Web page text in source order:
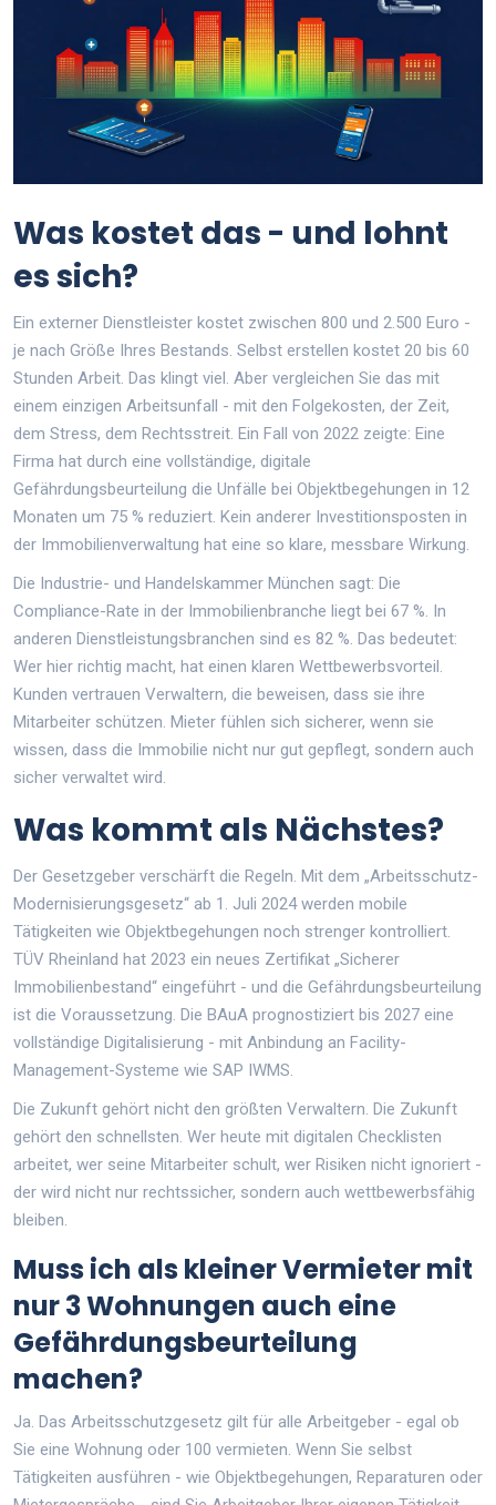
Was kostet das - und lohnt
es sich?
Ein externer Dienstleister kostet zwischen 800 und 2.500 Euro -
je nach Größe Ihres Bestands. Selbst erstellen kostet 20 bis 60
Stunden Arbeit. Das klingt viel. Aber vergleichen Sie das mit
einem einzigen Arbeitsunfall - mit den Folgekosten, der Zeit,
dem Stress, dem Rechtsstreit. Ein Fall von 2022 zeigte: Eine
Firma hat durch eine vollständige, digitale
Gefährdungsbeurteilung die Unfälle bei Objektbegehungen in 12
Monaten um 75 % reduziert. Kein anderer Investitionsposten in
der Immobilienverwaltung hat eine so klare, messbare Wirkung.
Die Industrie- und Handelskammer München sagt: Die
Compliance-Rate in der Immobilienbranche liegt bei 67 %. In
anderen Dienstleistungsbranchen sind es 82 %. Das bedeutet:
Wer hier richtig macht, hat einen klaren Wettbewerbsvorteil.
Kunden vertrauen Verwaltern, die beweisen, dass sie ihre
Mitarbeiter schützen. Mieter fühlen sich sicherer, wenn sie
wissen, dass die Immobilie nicht nur gut gepflegt, sondern auch
sicher verwaltet wird.
Was kommt als Nächstes?
Der Gesetzgeber verschärft die Regeln. Mit dem „Arbeitsschutz-
Modernisierungsgesetz“ ab 1. Juli 2024 werden mobile
Tätigkeiten wie Objektbegehungen noch strenger kontrolliert.
TÜV Rheinland hat 2023 ein neues Zertifikat „Sicherer
Immobilienbestand“ eingeführt - und die Gefährdungsbeurteilung
ist die Voraussetzung. Die BAuA prognostiziert bis 2027 eine
vollständige Digitalisierung - mit Anbindung an Facility-
Management-Systeme wie SAP IWMS.
Die Zukunft gehört nicht den größten Verwaltern. Die Zukunft
gehört den schnellsten. Wer heute mit digitalen Checklisten
arbeitet, wer seine Mitarbeiter schult, wer Risiken nicht ignoriert -
der wird nicht nur rechtssicher, sondern auch wettbewerbsfähig
bleiben.
Muss ich als kleiner Vermieter mit
nur 3 Wohnungen auch eine
Gefährdungsbeurteilung
machen?
Ja. Das Arbeitsschutzgesetz gilt für alle Arbeitgeber - egal ob
Sie eine Wohnung oder 100 vermieten. Wenn Sie selbst
Tätigkeiten ausführen - wie Objektbegehungen, Reparaturen oder